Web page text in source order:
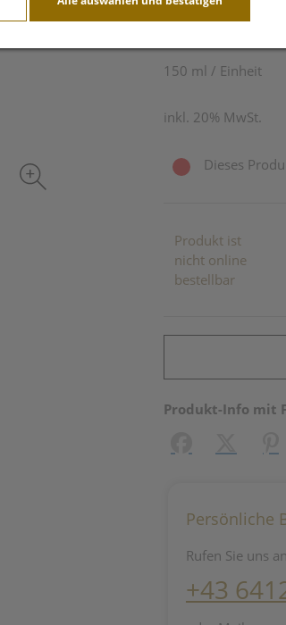
150 ml / Einheit
inkl. 20% MwSt.
Dieses
Produkt ist
nicht online
bestellbar
Produkt-Info mit
Persönliche
Rufen Sie uns
+43